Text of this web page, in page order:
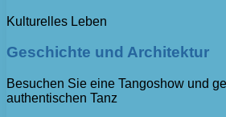
Kulturelles Leben
Geschichte und Architektur
Besuchen Sie eine Tangoshow und
authentischen Tanz